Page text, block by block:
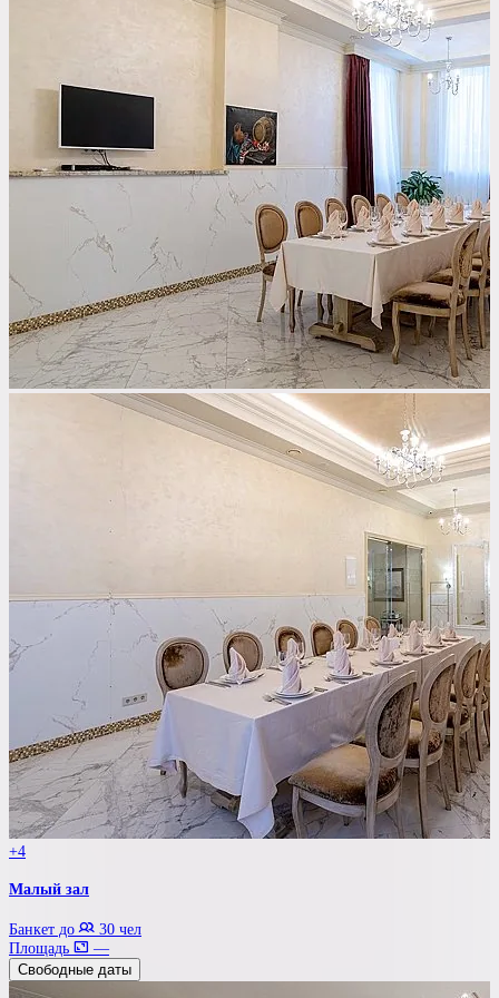
+4
Малый зал
Банкет до
30 чел
Площадь
—
Свободные даты